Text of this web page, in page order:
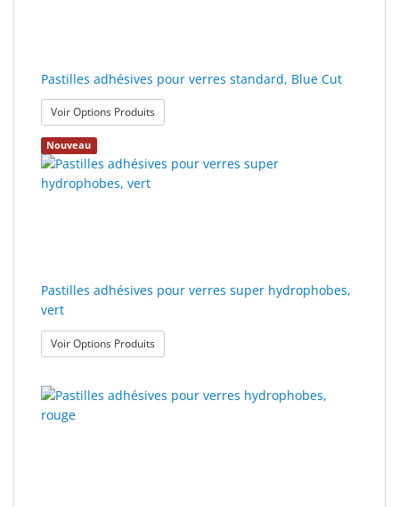
Solaire
Milo
Me
JustMILO
Instruments
d'optique
de
polissage
Pastilles adhésives pour verres standard, Blue Cut
Voir Options Produits: Pastilles adhésives pour verres standard, Blue
Nouveau
Pastilles adhésives pour verres super hydrophobes,
vert
Voir Options Produits: Pastilles adhésives pour verres super